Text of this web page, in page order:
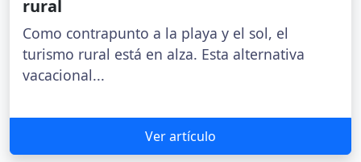
rural
Como contrapunto a la playa y el sol, el
turismo rural está en alza. Esta alternativa
vacacional...
Ver artículo